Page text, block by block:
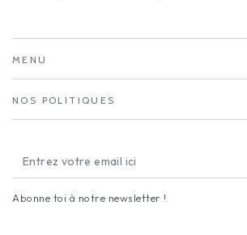
MENU
NOS POLITIQUES
Entrez
votre
email
Abonne toi à notre newsletter !